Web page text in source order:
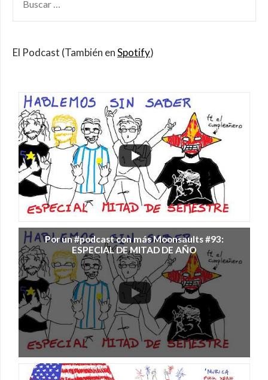
POR:
El Podcast (También enSpotify)
Por un #podcast con más Moonsaults #93:
ESPECIAL DE MITAD DE AÑO